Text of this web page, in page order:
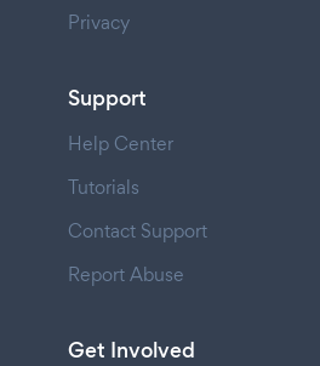
Privacy
Support
Help Center
Tutorials
Contact Support
Report Abuse
Get Involved